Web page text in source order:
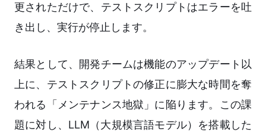
更されただけで、テストスクリプトはエラーを吐
き出し、実行が停止します。
結果として、開発チームは機能のアップデート以
上に、テストスクリプトの修正に膨大な時間を奪
われる「メンテナンス地獄」に陥ります。この課
題に対し、LLM（大規模言語モデル）を搭載した